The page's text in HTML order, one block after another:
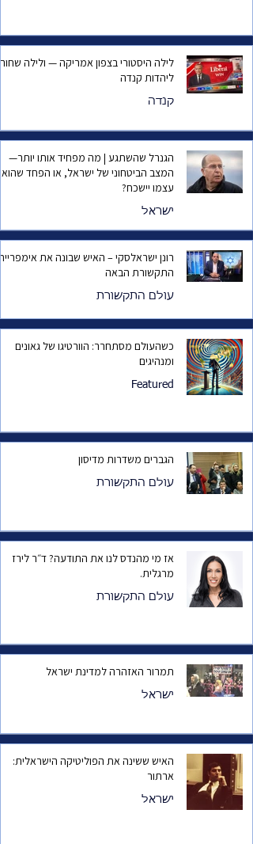
לילה היסטורי בצפון אמריקה — ולילה שחור
ליהדות קנדה
קנדה
הגנרל שהשתגע | מה מפחיד אותו יותר—
המצב הביטחוני של ישראל, או הפחד שהוא
עצמו יישכח?
ישראל
רונן ישראלסקי – האיש שבונה את
התקשורת הבאה
עולם התקשורת
כשהעולם מסתחרר: הוורטיגו של גאונים
ומנהיגים
Featured
הגברים משדרות מדיסון
עולם התקשורת
אז מי מהנדס לנו את התודעה? ד״ר לירז
מרגלית.
עולם התקשורת
תמרור האזהרה למדינת ישראל
ישראל
האיש ששינה את הפוליטיקה הישראלית:
ארתור
ישראל